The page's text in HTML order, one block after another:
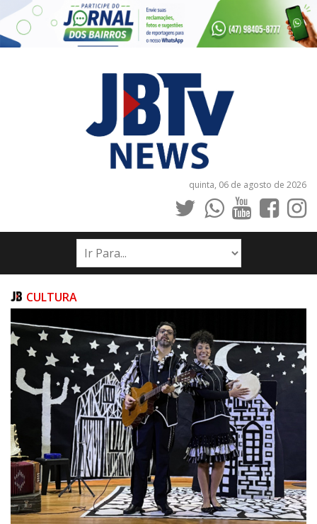
quinta, 06 de agosto de 2026
INÍCIO
NOTÍCIAS
PUBLICAÇÕES LEGAIS
CONTATO
CULTURA